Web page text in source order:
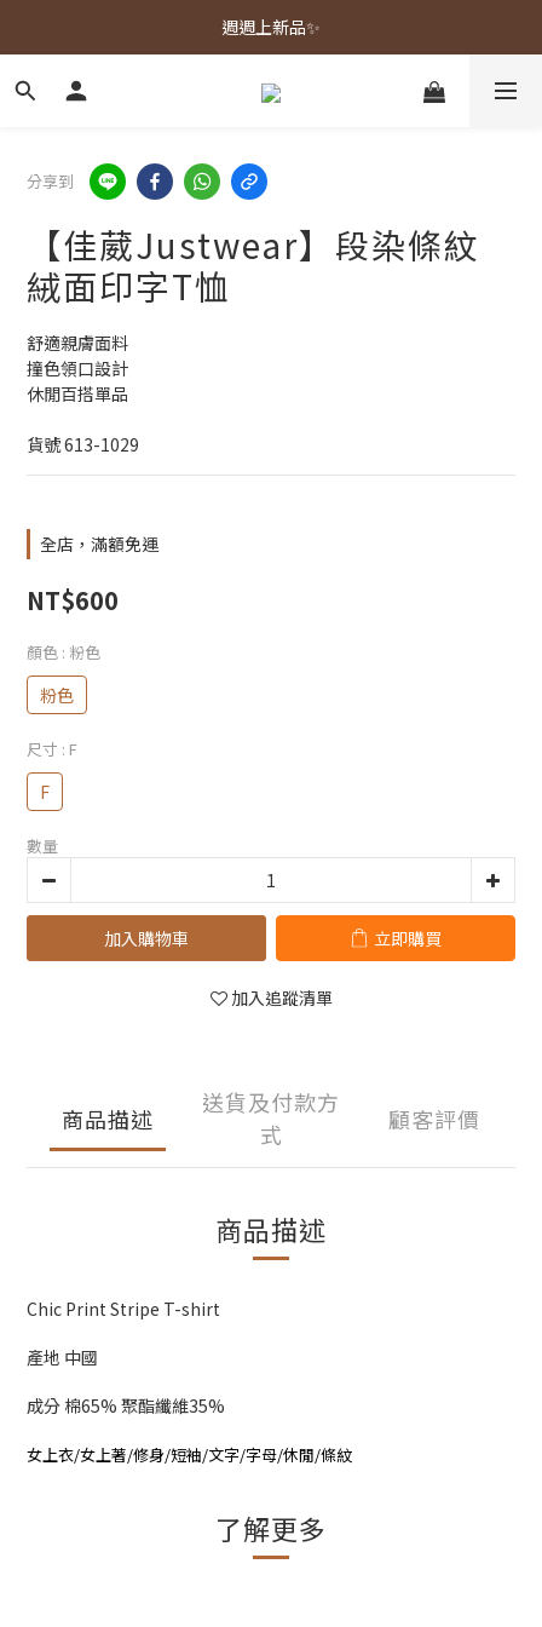
春夏新品上市🌿
週週上新品✨
春夏新品上市🌿
分享到
【佳葳Justwear】段染條紋
絨面印字T恤
舒適親膚面料
撞色領口設計
休閒百搭單品
貨號 613-1029
全店，滿額免運
NT$600
顏色 : 粉色
粉色
尺寸 : F
F
數量
加入購物車 立即購買
加入追蹤清單
商品描述
送貨及付款方
式
顧客評價
商品描述
Chic Print Stripe T-shirt
產地 中國
成分 棉65% 聚酯纖維35%
女上衣/女上著/修身/短袖/文字/字母/休閒/條紋
了解更多